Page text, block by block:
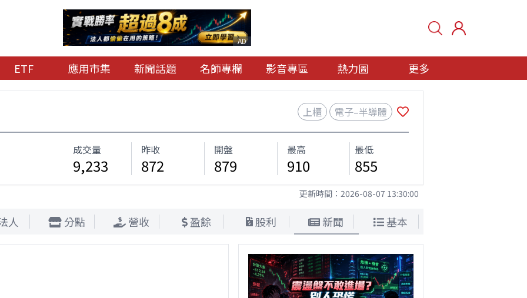
AD
ETF 應用市集 新聞話題 名師專欄 影音專區 熱力圖 更多
上櫃 電子–半導體
成交量
9,233
昨收
872
開盤
879
最高
910
最低
855
更新時間： 2026-08-07 13:30:00
人 分點 營收 盈餘 股利 新聞 基本